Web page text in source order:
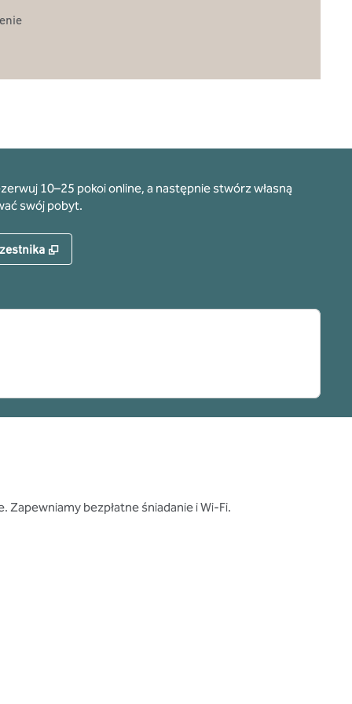
10–25 pokoi online, a następnie stwórz własną
swój pobyt.
,
bezpłatne śniadanie i Wi-Fi.